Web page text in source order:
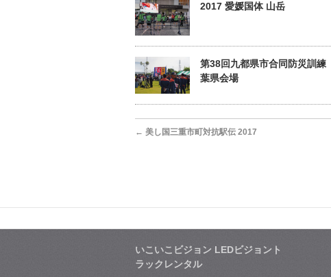
2017 愛媛国体 山岳
第38回九都県市合同防災訓
葉県会場
← 美し国三重市町対抗駅伝 2017
いこいこビジョン LEDビジョント
ラックレンタル